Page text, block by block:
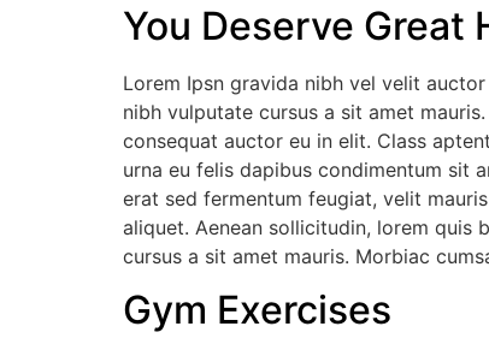
You Deserve Great
Lorem Ipsn gravida nibh vel velit
nibh vulputate cursus a sit amet
consequat auctor eu in elit. Class
urna eu felis dapibus condimentum sit
erat sed fermentum feugiat, velit
aliquet. Aenean sollicitudin, lorem quis
cursus a sit amet mauris. Morbiac
Gym Exercises